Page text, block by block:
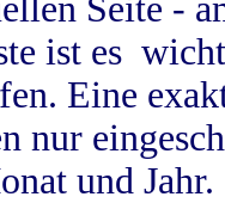
Seite -
ist es
Eine
nur
und Jahr.